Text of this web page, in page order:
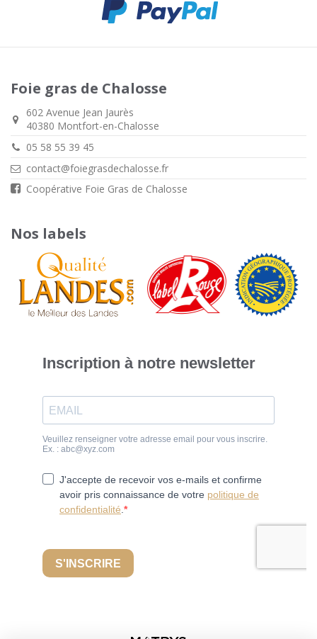
Foie gras de Chalosse
602 Avenue Jean Jaurès
40380 Montfort-en-Chalosse
05 58 55 39 45
contact@foiegrasdechalosse.fr
Coopérative Foie Gras de Chalosse
Nos labels